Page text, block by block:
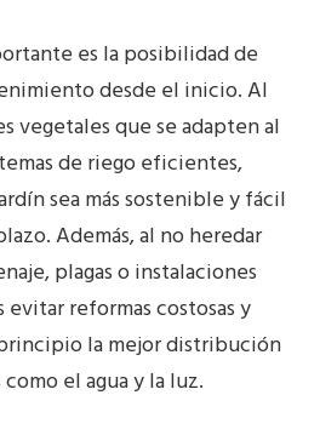
es la posibilidad de
desde el inicio. Al
vegetales que se adapten al
de riego eficientes,
sea más sostenible y fácil
Además, al no heredar
plagas o instalaciones
evitar reformas costosas y
la mejor distribución
el agua y la luz.